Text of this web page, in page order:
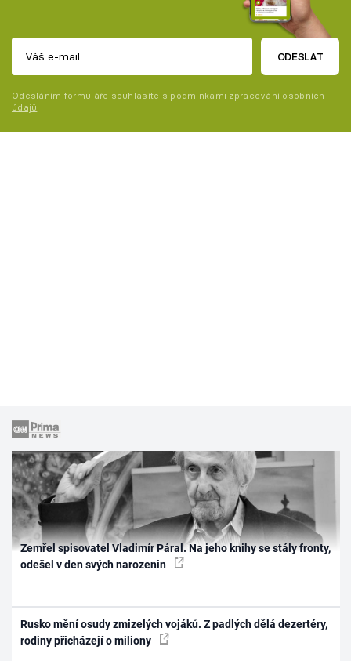
ODESLAT
Odesláním formuláře souhlasíte s podmínkami zpracování osobních
údajů
Zemřel spisovatel Vladimír Páral. Na jeho knihy se stály fronty,
odešel v den svých narozenin
Rusko mění osudy zmizelých vojáků. Z padlých dělá dezertéry,
rodiny přicházejí o miliony